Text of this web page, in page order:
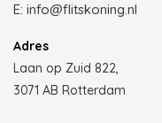
E: info@flitskoning.nl
Adres
Laan op Zuid 822,
3071 AB Rotterdam